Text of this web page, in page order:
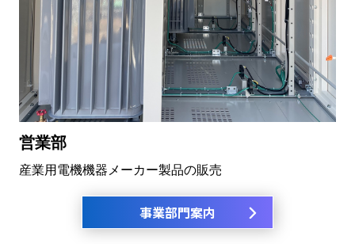
営業部
産業用電機機器メーカー製品の販売
事業部門案内